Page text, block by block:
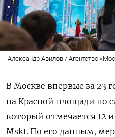
Александр Авилов / Агентство
В Москве впервые за 23
на Красной площади по
который отмечается 12
Msk1. По его данным,